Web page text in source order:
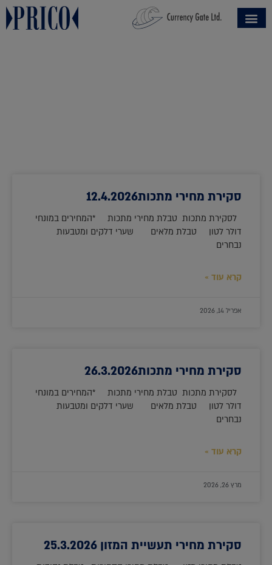
סקירת מחירי מתכות12.4.2026
לסקירת מתכות טבלת מחירי מתכות *המחירים במונחי
דולר לטון טבלת מלאים שערי דלקים ומטבעות
נבחרים
קרא עוד »
אפריל 14, 2026
סקירת מחירי מתכות26.3.2026
לסקירת מתכות טבלת מחירי מתכות *המחירים במונחי
דולר לטון טבלת מלאים שערי דלקים ומטבעות
נבחרים
קרא עוד »
מרץ 26, 2026
סקירת מחירי תעשיית המזון 25.3.2026